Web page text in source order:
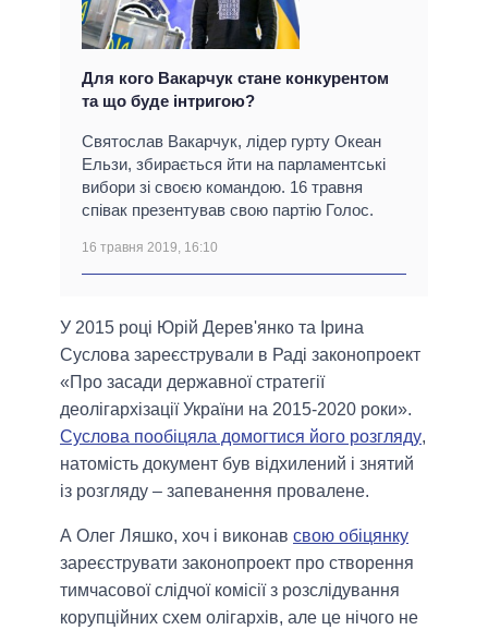
Для кого Вакарчук стане конкурентом
та що буде інтригою?
Святослав Вакарчук, лідер гурту Океан
Ельзи, збирається йти на парламентські
вибори зі своєю командою. 16 травня
співак презентував свою партію Голос.
16 травня 2019, 16:10
У 2015 році Юрій Дерев'янко та Ірина
Суслова зареєстрували в Раді законопроект
«Про засади державної стратегії
деолігархізації України на 2015-2020 роки».
Суслова пообіцяла домогтися його розгляду,
натомість документ був відхилений і знятий
із розгляду – запеванення провалене.
А Олег Ляшко, хоч і виконав свою обіцянку
зареєструвати законопроект про створення
тимчасової слідчої комісії з розслідування
корупційних схем олігархів, але це нічого не